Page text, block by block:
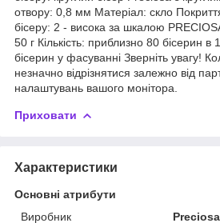
отвору: 0,8 мм Матеріал: скло
бісеру: 2 - висока за шкалою
50 г Кількість: приблизно 80 бісерин в
бісерин у фасуванні Зверніть увагу!
незначно відрізнятися залежно від
налаштувань вашого монітора.
Приховати
Характеристики
Основні атрибути
Виробник
Preciosa